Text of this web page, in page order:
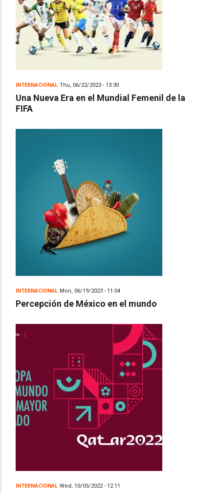
INTERNACIONAL Thu, 06/22/2023 - 13:30
Una Nueva Era en el Mundial Femenil de la
FIFA
INTERNACIONAL Mon, 06/19/2023 - 11:04
Percepción de México en el mundo
INTERNACIONAL Wed, 10/05/2022 - 12:11